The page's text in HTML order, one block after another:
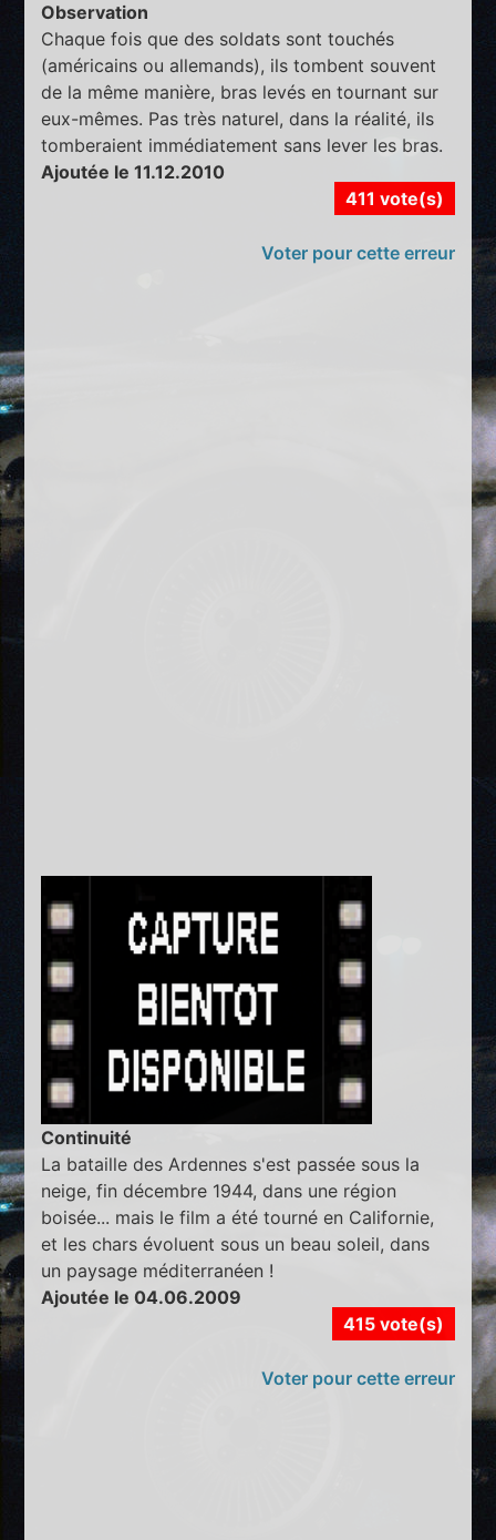
Observation
Chaque fois que des soldats sont touchés
(américains ou allemands), ils tombent souvent
de la même manière, bras levés en tournant sur
eux-mêmes. Pas très naturel, dans la réalité, ils
tomberaient immédiatement sans lever les bras.
Ajoutée le 11.12.2010
411 vote(s)
Voter pour cette erreur
Continuité
La bataille des Ardennes s'est passée sous la
neige, fin décembre 1944, dans une région
boisée... mais le film a été tourné en Californie,
et les chars évoluent sous un beau soleil, dans
un paysage méditerranéen !
Ajoutée le 04.06.2009
415 vote(s)
Voter pour cette erreur